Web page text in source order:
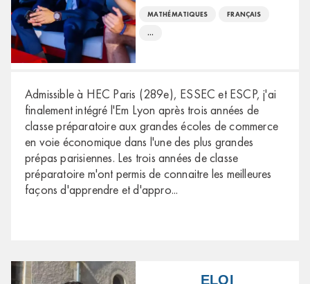
MATHÉMATIQUES FRANÇAIS
...
Admissible à HEC Paris (289e), ESSEC et ESCP, j'ai
finalement intégré l'Em Lyon après trois années de
classe préparatoire aux grandes écoles de commerce
en voie économique dans l'une des plus grandes
prépas parisiennes. Les trois années de classe
préparatoire m'ont permis de connaitre les meilleures
façons d'apprendre et d'appro...
ELOI